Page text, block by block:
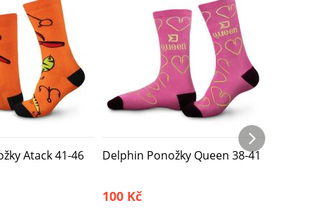
Atack 41-46 Delphin Ponožky Queen 38-41
100 Kč